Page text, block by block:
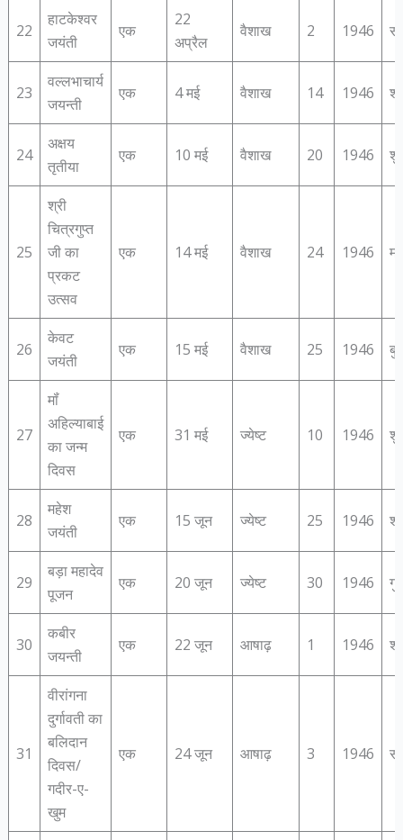
22
हाटकेश्‍वर
जयंती
एक
22
अप्रैल
वैशाख 2 1946
23
वल्‍लभाचार्य
जयन्‍ती
एक 4 मई वैशाख 14 1946
24
अक्षय
तृतीया
एक 10 मई वैशाख 20 1946
25
श्री
चित्रगुप्‍त
जी का
प्रकट
उत्‍सव
एक 14 मई वैशाख 24 1946
26
केवट
जयंती
एक 15 मई वैशाख 25 1946
27
मॉं
अहिल्‍याबाई
का जन्‍म
दिवस
एक 31 मई ज्येष्ट 10 1946
28
महेश
जयंती
एक 15 जून ज्येष्ट 25 1946
29
बड़ा महादेव
पूजन
एक 20 जून ज्येष्ट 30 1946
30
कबीर
जयन्‍ती
एक 22 जून आषाढ़ 1 1946
31
वीरांगना
दुर्गावती का
बलिदान
दिवस/
गदीर-ए-
खुम
एक 24 जून आषाढ़ 3 1946